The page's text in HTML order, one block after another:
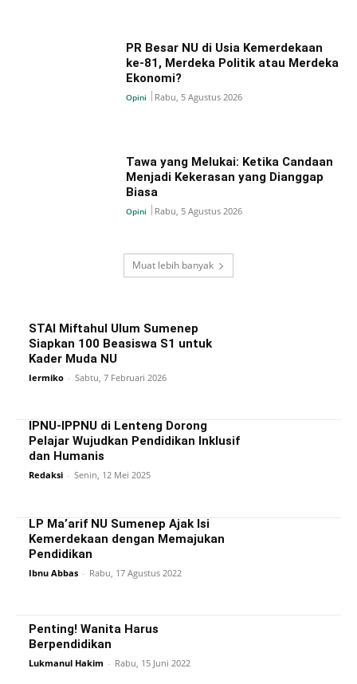
PR Besar NU di Usia Kemerdekaan
ke-81, Merdeka Politik atau Merdeka
Ekonomi?
Opini Rabu, 5 Agustus 2026
Tawa yang Melukai: Ketika Candaan
Menjadi Kekerasan yang Dianggap
Biasa
Opini Rabu, 5 Agustus 2026
Muat lebih banyak
STAI Miftahul Ulum Sumenep
Siapkan 100 Beasiswa S1 untuk
Kader Muda NU
Iermiko - Sabtu, 7 Februari 2026
IPNU-IPPNU di Lenteng Dorong
Pelajar Wujudkan Pendidikan Inklusif
dan Humanis
Redaksi - Senin, 12 Mei 2025
LP Ma’arif NU Sumenep Ajak Isi
Kemerdekaan dengan Memajukan
Pendidikan
Ibnu Abbas - Rabu, 17 Agustus 2022
Penting! Wanita Harus
Berpendidikan
Lukmanul Hakim - Rabu, 15 Juni 2022